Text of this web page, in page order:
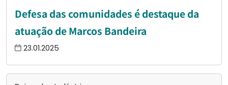
Defesa das comunidades é destaque da
atuação de Marcos Bandeira
23.01.2025